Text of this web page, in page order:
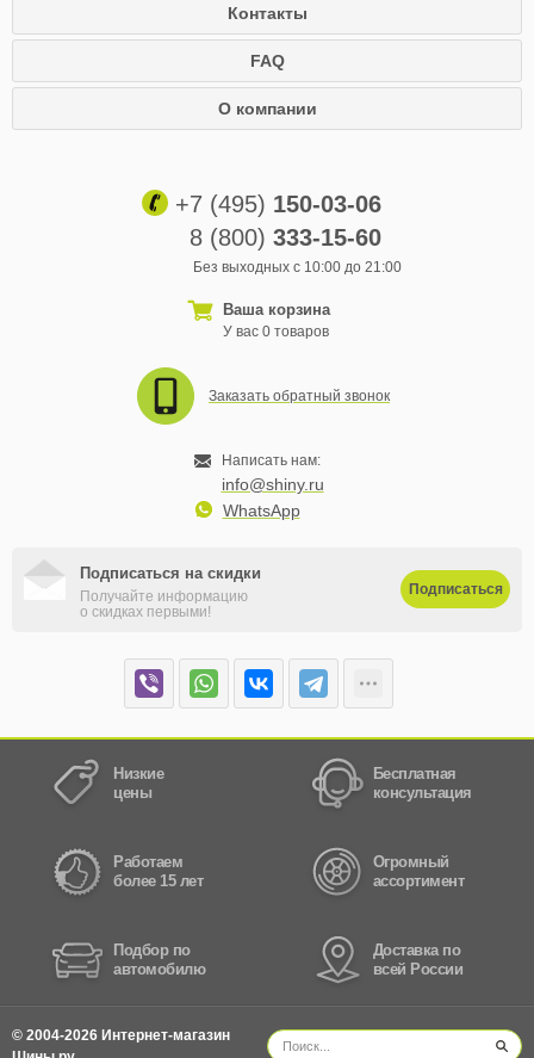
Контакты
FAQ
О компании
+7 (495) 150-03-06
8 (800) 333-15-60
Без выходных с 10:00 до 21:00
Ваша корзина
У вас 0 товаров
Заказать обратный звонок
Написать нам:
info@shiny.ru
WhatsApp
Подписаться на скидки
Получайте информацию
о скидках первыми!
Подписаться
Низкие
цены
Бесплатная
консультация
Работаем
более 15 лет
Огромный
ассортимент
Подбор по
автомобилю
Доставка по
всей России
© 2004-2026 Интернет-магазин